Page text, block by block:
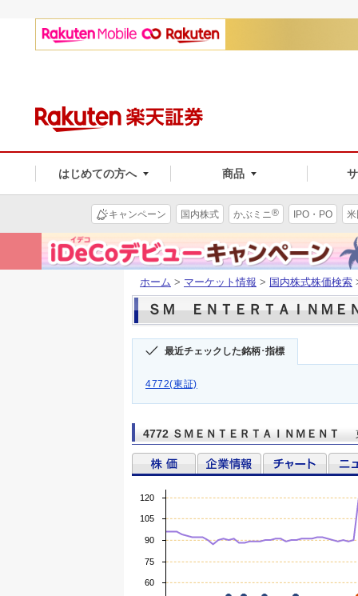
はじめての方へ 商品
キャンペーン 国内株式 かぶミニ® IPO・PO
ホーム > マーケット情報 > 国内株式株価検索
ＳＭ ＥＮＴＥＲＴＡＩＮＭＥ
最近チェックした銘柄･指標
4772(東証)
4772 ＳＭＥＮＴＥＲＴＡＩＮＭＥＮＴ